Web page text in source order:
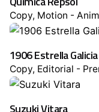
Copy Motion -
1906 Estrella Galicia
Copy Editorial -
Suzuki Vitara